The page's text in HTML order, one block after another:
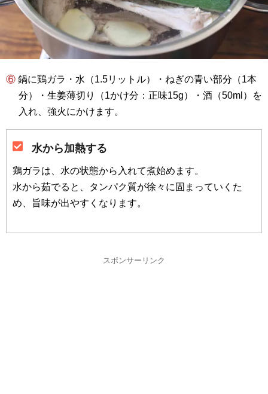
⑥ 鍋に鶏ガラ・水（1.5リットル）・ねぎの青い部分（1本
分）・生姜薄切り（1かけ分：正味15g）・酒（50ml）を
入れ、強火にかけます。
水から加熱する
鶏ガラは、水の状態から入れて煮始めます。
水から茹でると、タンパク質が徐々に固まっていくた
め、旨味が出やすくなります。
スポンサーリンク